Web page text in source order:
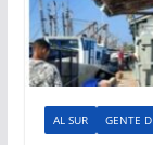
AL SUR GENTE